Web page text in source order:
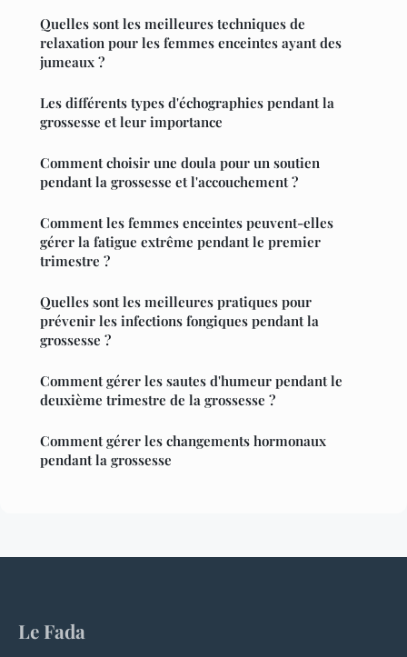
Quelles sont les meilleures techniques de
relaxation pour les femmes enceintes ayant des
jumeaux ?
Les différents types d'échographies pendant la
grossesse et leur importance
Comment choisir une doula pour un soutien
pendant la grossesse et l'accouchement ?
Comment les femmes enceintes peuvent-elles
gérer la fatigue extrême pendant le premier
trimestre ?
Quelles sont les meilleures pratiques pour
prévenir les infections fongiques pendant la
grossesse ?
Comment gérer les sautes d'humeur pendant le
deuxième trimestre de la grossesse ?
Comment gérer les changements hormonaux
pendant la grossesse
Le Fada